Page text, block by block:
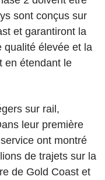
sont conçus sur
et garantiront la
qualité élevée et la
en étendant le
sur rail,
leur première
ont montré
de trajets sur la
de Gold Coast et